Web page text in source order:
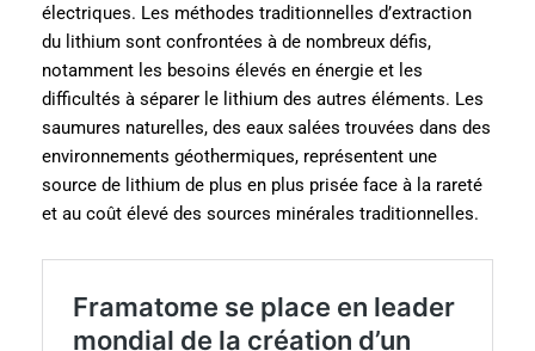
électriques. Les méthodes traditionnelles d’extraction
du lithium sont confrontées à de nombreux défis,
notamment les besoins élevés en énergie et les
difficultés à séparer le lithium des autres éléments. Les
saumures naturelles, des eaux salées trouvées dans des
environnements géothermiques, représentent une
source de lithium de plus en plus prisée face à la rareté
et au coût élevé des sources minérales traditionnelles.